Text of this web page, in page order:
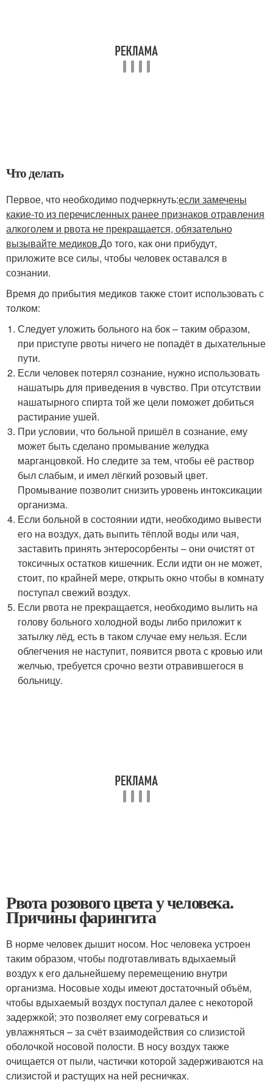
Что делать
Первое, что необходимо подчеркнуть:если замечены
какие-то из перечисленных ранее признаков отравления
алкоголем и рвота не прекращается, обязательно
вызывайте медиков.До того, как они прибудут,
приложите все силы, чтобы человек оставался в
сознании.
Время до прибытия медиков также стоит использовать с
толком:
Следует уложить больного на бок – таким образом,
при приступе рвоты ничего не попадёт в дыхательные
пути.
Если человек потерял сознание, нужно использовать
нашатырь для приведения в чувство. При отсутствии
нашатырного спирта той же цели поможет добиться
растирание ушей.
При условии, что больной пришёл в сознание, ему
может быть сделано промывание желудка
марганцовкой. Но следите за тем, чтобы её раствор
был слабым, и имел лёгкий розовый цвет.
Промывание позволит снизить уровень интоксикации
организма.
Если больной в состоянии идти, необходимо вывести
его на воздух, дать выпить тёплой воды или чая,
заставить принять энтеросорбенты – они очистят от
токсичных остатков кишечник. Если идти он не может,
стоит, по крайней мере, открыть окно чтобы в комнату
поступал свежий воздух.
Если рвота не прекращается, необходимо вылить на
голову больного холодной воды либо приложит к
затылку лёд, есть в таком случае ему нельзя. Если
облегчения не наступит, появится рвота с кровью или
желчью, требуется срочно везти отравившегося в
больницу.
Рвота розового цвета у человека.
Причины фарингита
В норме человек дышит носом. Нос человека устроен
таким образом, чтобы подготавливать вдыхаемый
воздух к его дальнейшему перемещению внутри
организма. Носовые ходы имеют достаточный объём,
чтобы вдыхаемый воздух поступал далее с некоторой
задержкой; это позволяет ему согреваться и
увлажняться – за счёт взаимодействия со слизистой
оболочкой носовой полости. В носу воздух также
очищается от пыли, частички которой задерживаются на
слизистой и растущих на ней ресничках.